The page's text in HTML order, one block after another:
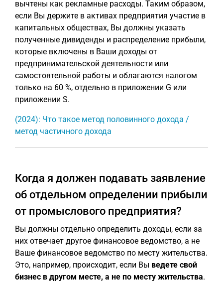
вычтены как рекламные расходы. Таким образом,
если Вы держите в активах предприятия участие в
капитальных обществах, Вы должны указать
полученные дивиденды и распределение прибыли,
которые включены в Ваши доходы от
предпринимательской деятельности или
самостоятельной работы и облагаются налогом
только на 60 %, отдельно в приложении G или
приложении S.
(2024): Что такое метод половинного дохода /
метод частичного дохода
Когда я должен подавать заявление
об отдельном определении прибыли
от промыслового предприятия?
Вы должны отдельно определить доходы, если за
них отвечает другое финансовое ведомство, а не
Ваше финансовое ведомство по месту жительства.
Это, например, происходит, если Вы ведете свой
бизнес в другом месте, а не по месту жительства.